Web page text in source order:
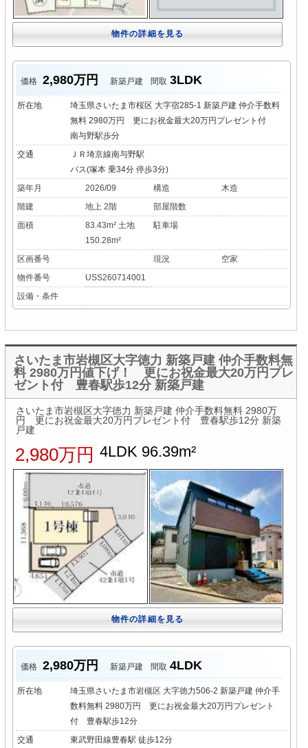
物件の詳細を見る
価格 2,980万円 新築戸建 間取 3LDK
所在地
埼玉県さいたま市桜区 大字宿285-1 新築戸建 仲介手数料
無料 2980万円 更にお祝金最大20万円プレゼント付
南与野駅歩分
交通
ＪＲ埼京線南与野駅
バス(塚本 乗34分 停歩3分)
築年月
2026/09 構造
木造
階建
地上 2階
部屋階数
面積
83.43m² 土地
150.28m²
駐車場
区画番号 現況
空家
物件番号
USS260714001
設備・条件
さいたま市岩槻区大字徳力 新築戸建 仲介手数料無
料 2980万円値下げ！ 更にお祝金最大20万円プレ
ゼント付 豊春駅歩12分 新築戸建
さいたま市岩槻区大字徳力 新築戸建 仲介手数料無料 2980万
円 更にお祝金最大20万円プレゼント付 豊春駅歩12分 新築
戸建
2,980万円 4LDK 96.39m²
物件の詳細を見る
価格 2,980万円 新築戸建 間取 4LDK
所在地
埼玉県さいたま市岩槻区 大字徳力506-2 新築戸建 仲介手
数料無料 2980万円 更にお祝金最大20万円プレゼント
付 豊春駅歩12分
交通
東武野田線豊春駅 徒歩12分